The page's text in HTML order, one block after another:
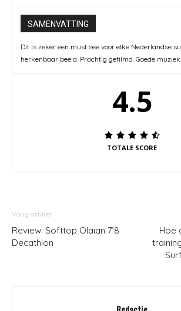
SAMENVATTING
Dit is zeker een must see voor elke Nederlandse
herkenbaar beeld. Prachtig gefilmd. Goede muziek.
4.5
TOTALE SCORE
Vorig artikel
Review: Softtop Olaian 7’8
Decathlon
Hoe